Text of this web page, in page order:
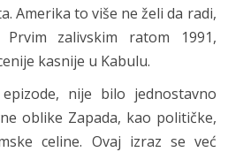
Amerika to više ne želi da radi,
zalivskim ratom 1991,
kasnije u Kabulu.
nije bilo jednostavno
oblike Zapada, kao političke,
celine. Ovaj izraz se već